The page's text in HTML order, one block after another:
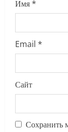
Имя*
Email *
Сайт
Сохранить